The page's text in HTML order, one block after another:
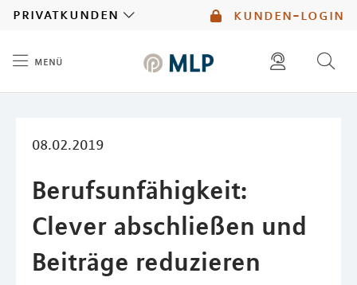
kunden-login
privatkunden
menü
08.02.2019
Berufsunfähigkeit:
Clever abschließen und
Beiträge reduzieren